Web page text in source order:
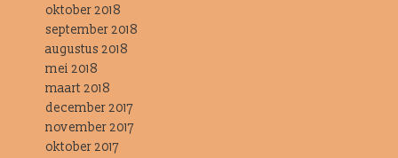
oktober 2018
september 2018
augustus 2018
mei 2018
maart 2018
december 2017
november 2017
oktober 2017